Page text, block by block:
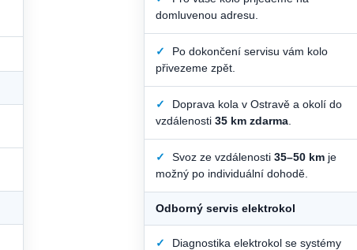
domluvenou adresu.
✓
Po dokončení servisu vám kolo
přivezeme zpět.
✓
Doprava kola v Ostravě a okolí do
vzdálenosti 35 km zdarma
✓ Svoz ze vzdálenosti 35–50 km je
možný po individuální dohodě.
Odborný servis elektrokol
✓
Diagnostika elektrokol se systémy